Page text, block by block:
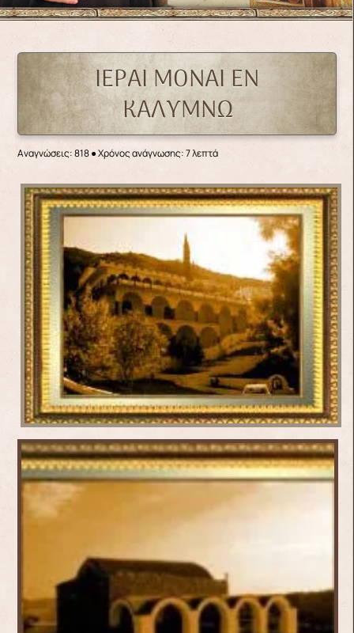
ΙΕΡΑΙ ΜΟΝΑΙ ΕΝ
ΚΑΛΥΜΝΩ
Αναγνώσεις: 818● Χρόνος ανάγνωσης: 7 λεπτά